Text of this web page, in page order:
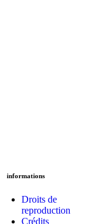
informations
Droits de
reproduction
Crédits